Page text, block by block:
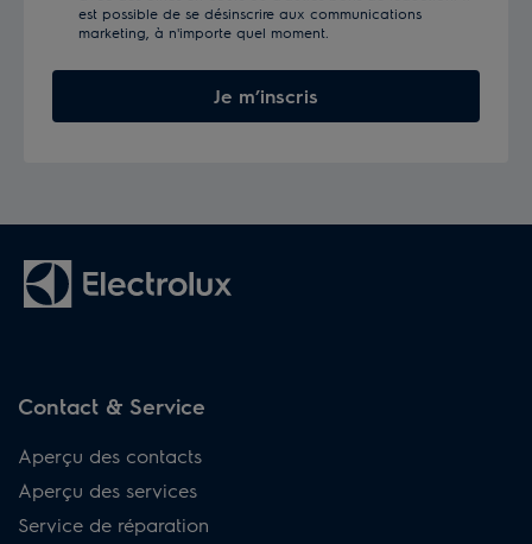
est possible de se désinscrire aux communications
marketing, à n'importe quel moment.
Je m’inscris
Contact & Service
Aperçu des contacts
Aperçu des services
Service de réparation